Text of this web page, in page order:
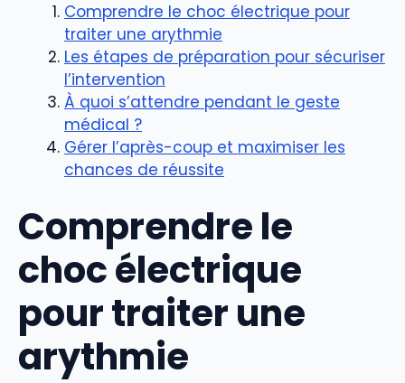
Comprendre le choc électrique pour
traiter une arythmie
Les étapes de préparation pour sécuriser
l’intervention
À quoi s’attendre pendant le geste
médical ?
Gérer l’après-coup et maximiser les
chances de réussite
Comprendre le
choc électrique
pour traiter une
arythmie